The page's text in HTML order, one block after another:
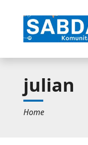
julian
Home